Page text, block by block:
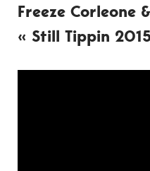
Freeze Corleone
« Still Tippin